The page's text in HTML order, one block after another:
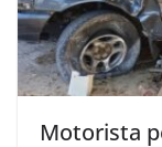
Motorista